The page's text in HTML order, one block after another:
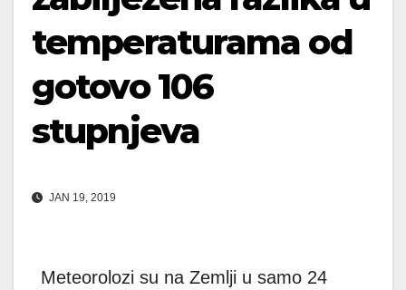
temperaturama od
gotovo 106
stupnjeva
JAN 19, 2019
Meteorolozi su na Zemlji u samo 24